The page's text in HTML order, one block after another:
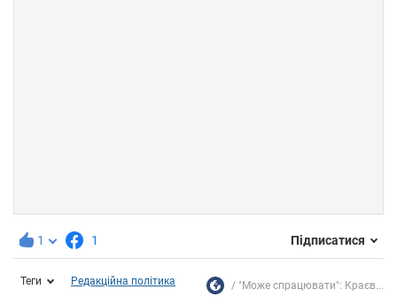
1 1 Підписатися
Теги Редакційна політика "Може спрацювати": Краєв...